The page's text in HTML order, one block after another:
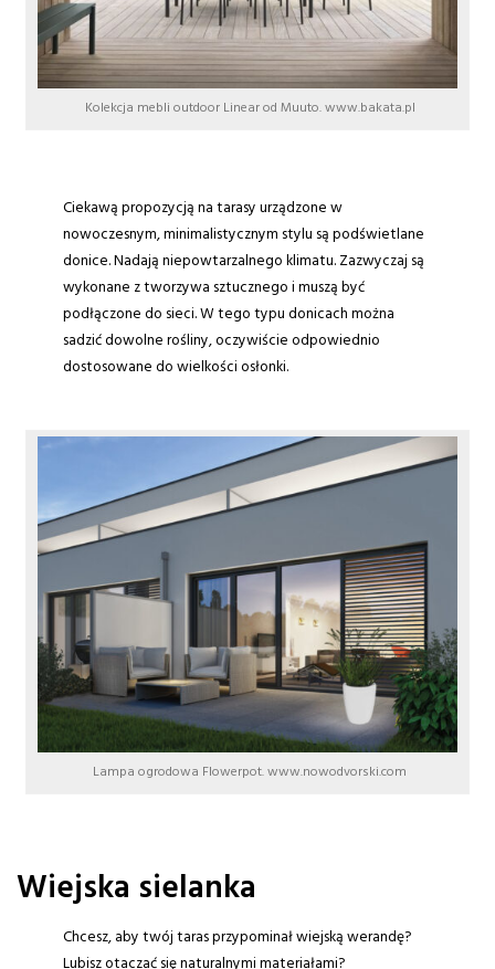
Kolekcja mebli outdoor Linear od Muuto. www.bakata.pl
Ciekawą propozycją na tarasy urządzone w
nowoczesnym, minimalistycznym stylu są podświetlane
donice. Nadają niepowtarzalnego klimatu. Zazwyczaj są
wykonane z tworzywa sztucznego i muszą być
podłączone do sieci. W tego typu donicach można
sadzić dowolne rośliny, oczywiście odpowiednio
dostosowane do wielkości osłonki.
Lampa ogrodowa Flowerpot. www.nowodvorski.com
Wiejska sielanka
Chcesz, aby twój taras przypominał wiejską werandę?
Lubisz otaczać się naturalnymi materiałami?